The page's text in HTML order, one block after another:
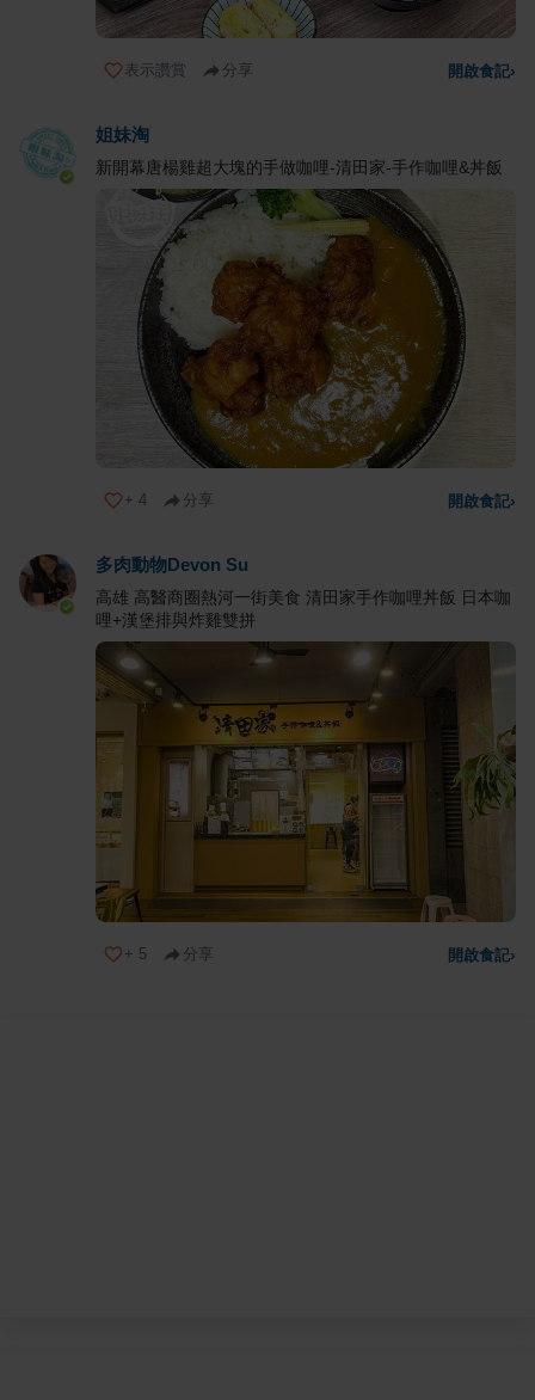
表示讚賞 分享 開啟食記›
姐妹淘
新開幕唐楊雞超大塊的手做咖哩-清田家-手作咖哩&丼飯
+ 4 分享 開啟食記›
多肉動物Devon Su
高雄 高醫商圈熱河一街美食 清田家手作咖哩丼飯 日本咖
哩+漢堡排與炸雞雙拼
+ 5 分享 開啟食記›